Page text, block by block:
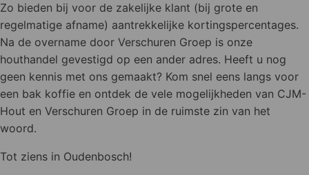
Zo bieden bij voor de zakelijke klant (bij grote en
regelmatige afname) aantrekkelijke kortingspercentages.
Na de overname door Verschuren Groep is onze
houthandel gevestigd op een ander adres. Heeft u nog
geen kennis met ons gemaakt? Kom snel eens langs voor
een bak koffie en ontdek de vele mogelijkheden van CJM-
Hout en Verschuren Groep in de ruimste zin van het
woord.
Tot ziens in Oudenbosch!